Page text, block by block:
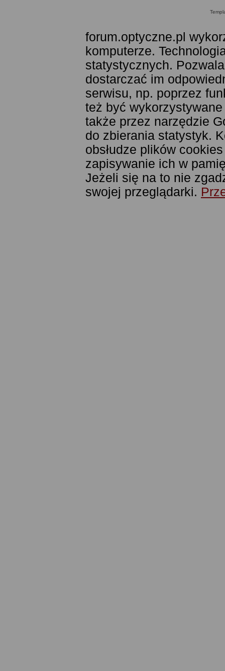
forum.optyczne.pl
komputerze.
statystycznych.
dostarczać im
serwisu, np. poprzez
też być
także przez narzędzie
do zbierania statystyk.
obsłudze plików
zapisywanie ich w
Jeżeli się na to nie
swojej przeglądarki.